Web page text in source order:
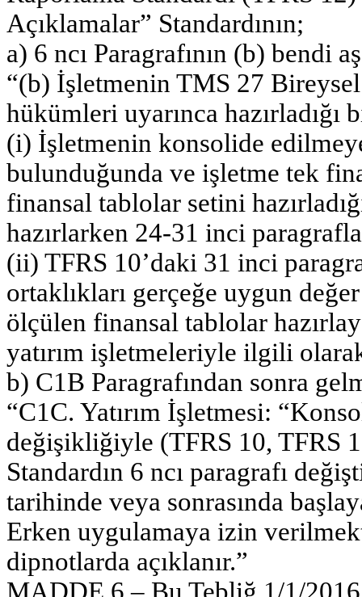
Açıklamalar” Standardının;
a) 6 ncı Paragrafının (b) bendi
“(b) İşletmenin TMS 27
hükümleri uyarınca
(i) İşletmenin konsolide
bulunduğunda ve işletme tek
finansal tablolar setini
hazırlarken 24-31 inci
(ii) TFRS 10’daki 31 inci
ortaklıkları gerçeğe uygun
ölçülen finansal tablolar
yatırım işletmeleriyle ilgili
b) C1B Paragrafından sonra
“C1C. Yatırım İşletmesi:
değişikliğiyle (TFRS 10, TFRS
Standardın 6 ncı paragrafı
tarihinde veya sonrasında
Erken uygulamaya izin
dipnotlarda açıklanır.”